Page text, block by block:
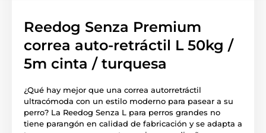
Reedog Senza Premium
correa auto-retráctil L 50kg /
5m cinta / turquesa
¿Qué hay mejor que una correa autorretráctil
ultracómoda con un estilo moderno para pasear a su
perro? La Reedog Senza L para perros grandes no
tiene parangón en calidad de fabricación y se adapta a